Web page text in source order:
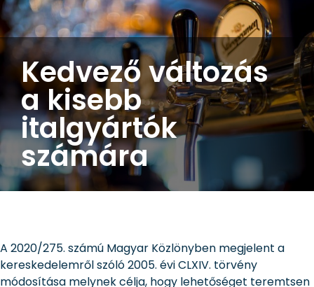
Kedvező változás
a kisebb
italgyártók
számára
A 2020/275. számú Magyar Közlönyben megjelent a
kereskedelemről szóló 2005. évi CLXIV. törvény
módosítása melynek célja, hogy lehetőséget teremtsen